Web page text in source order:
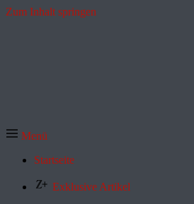
Zum Inhalt springen
Menü
Startseite
Exklusive Artikel